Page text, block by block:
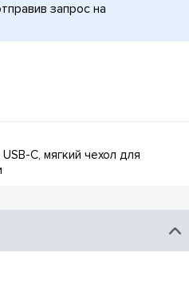
запрос на
C, мягкий чехол для